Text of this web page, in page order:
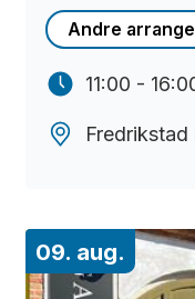
Andre
11:00 -
09. aug.